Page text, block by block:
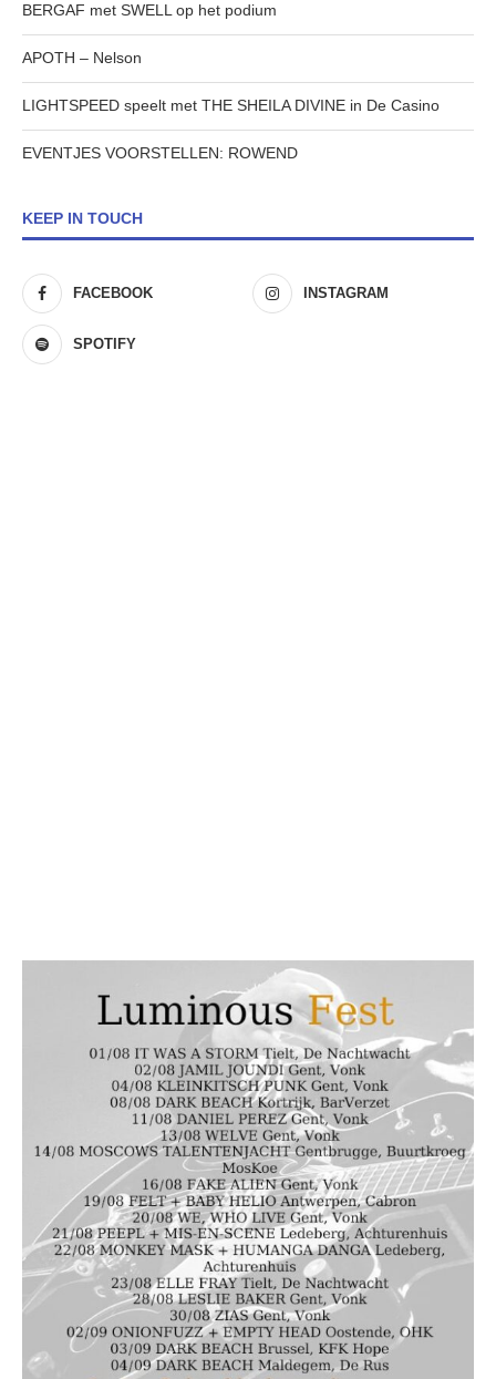
BERGAF met SWELL op het podium
APOTH – Nelson
LIGHTSPEED speelt met THE SHEILA DIVINE in De Casino
EVENTJES VOORSTELLEN: ROWEND
KEEP IN TOUCH
FACEBOOK INSTAGRAM
SPOTIFY